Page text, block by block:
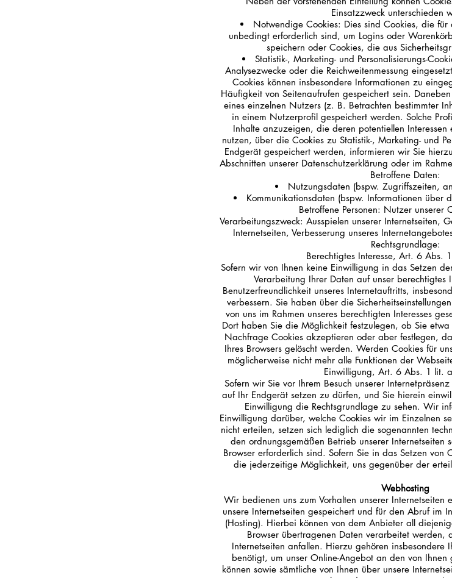
Einsatzzweck unterschieden
Notwendige Cookies: Dies sind Cookies, die für
unbedingt erforderlich sind, um Logins oder
speichern oder Cookies, die aus
Statistik-, Marketing- und Personalisierungs-
Analysezwecke oder die Reichweitenmessung
Cookies können insbesondere Informationen zu
Häufigkeit von Seitenaufrufen gespeichert sein.
eines einzelnen Nutzers (z. B. Betrachten bestimmter
in einem Nutzerprofil gespeichert werden. Solche
Inhalte anzuzeigen, die deren potentiellen Interessen
nutzen, über die Cookies zu Statistik-, Marketing- und
Endgerät gespeichert werden, informieren wir Sie
Abschnitten unserer Datenschutzerklärung oder im
Betroffene Daten:
Nutzungsdaten (bspw. Zugriffszeiten,
Kommunikationsdaten (bspw. Informationen über
Betroffene Personen: Nutzer unserer
Verarbeitungszweck: Ausspielen unserer Internetseiten,
Internetseiten, Verbesserung unseres
Rechtsgrundlage:
Berechtigtes Interesse, Art. 6 Abs.
Sofern wir von Ihnen keine Einwilligung in das Setzen
Verarbeitung Ihrer Daten auf unser berechtigtes
Benutzerfreundlichkeit unseres Internetauftritts,
verbessern. Sie haben über die
von uns im Rahmen unseres berechtigten Interesses
Dort haben Sie die Möglichkeit festzulegen, ob Sie
Nachfrage Cookies akzeptieren oder aber festlegen,
Ihres Browsers gelöscht werden. Werden Cookies für
möglicherweise nicht mehr alle Funktionen der
Einwilligung, Art. 6 Abs. 1 lit.
Sofern wir Sie vor Ihrem Besuch unserer
auf Ihr Endgerät setzen zu dürfen, und Sie hierein
Einwilligung die Rechtsgrundlage zu sehen. Wir
Einwilligung darüber, welche Cookies wir im Einzelnen
nicht erteilen, setzen sich lediglich die sogenannten
den ordnungsgemäßen Betrieb unserer Internetseiten
Browser erforderlich sind. Sofern Sie in das Setzen
die jederzeitige Möglichkeit, uns gegenüber der
Webhosting
Wir bedienen uns zum Vorhalten unserer Internetseiten
unsere Internetseiten gespeichert und für den Abruf im
(Hosting). Hierbei können von dem Anbieter all
Browser übertragenen Daten verarbeitet
Internetseiten anfallen. Hierzu gehören insbesondere
benötigt, um unser Online-Angebot an den von Ihnen
können sowie sämtliche von Ihnen über unsere